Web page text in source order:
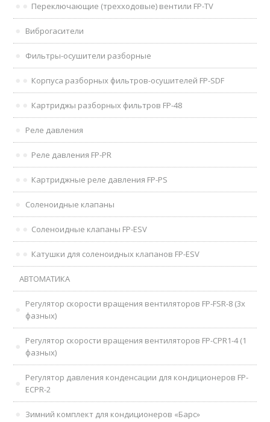
Переключающие (трехходовые) вентили FP-TV
Виброгасители
Фильтры-осушители разборные
Корпуса разборных фильтров-осушителей FP-SDF
Картриджы разборных фильтров FP-48
Реле давления
Реле давления FP-PR
Картриджные реле давления FP-PS
Соленоидные клапаны
Соленоидные клапаны FP-ESV
Катушки для соленоидных клапанов FP-ESV
АВТОМАТИКА
Регулятор скорости вращения вентиляторов FP-FSR-8 (3х
фазных)
Регулятор скорости вращения вентиляторов FP-CPR1-4 (1
фазных)
Регулятор давления конденсации для кондиционеров FP-
ECPR-2
Зимний комплект для кондиционеров «Барс»